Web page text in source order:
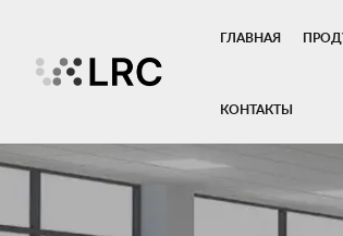
ГЛАВНАЯ
КОНТАКТЫ